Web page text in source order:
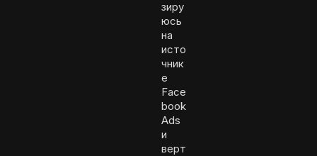
зиру
юсь
на
исто
чник
е
Face
book
Ads
и
верт